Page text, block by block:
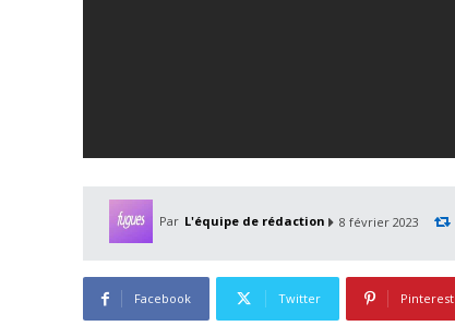
Par L'équipe de rédaction 8 février 2023
Facebook Twitter Pinterest